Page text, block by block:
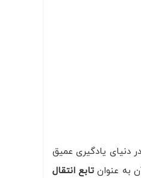
دنیای یادگیری عمیق
به عنوان تابع انتقال